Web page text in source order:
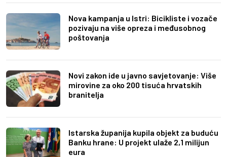
Nova kampanja u Istri: Bicikliste i vozače
pozivaju na više opreza i međusobnog
poštovanja
Novi zakon ide u javno savjetovanje: Više
mirovine za oko 200 tisuća hrvatskih
branitelja
Istarska županija kupila objekt za buduću
Banku hrane: U projekt ulaže 2,1 milijun
eura